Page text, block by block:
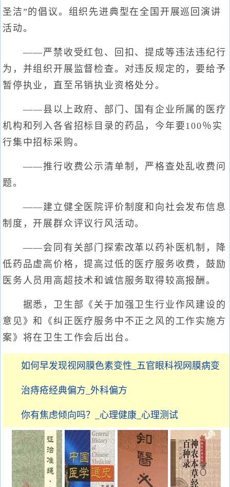
圣洁”的倡议。组织先进典型在全国开展巡回演讲
活动。
——严禁收受红包、回扣、提成等违法违纪行
为，并组织开展监督检查。对违反规定的，要给予
暂停执业，直至吊销执业资格处分。
——县以上政府、部门、国有企业所属的医疗
机构和列入各省招标目录的药品，今年要100％实
行集中招标采购。
——推行收费公示清单制，严格查处乱收费问
题。
——建立健全医院评价制度和向社会发布信息
制度，开展群众评议行风活动。
——会同有关部门探索改革以药补医机制，降
低药品虚高价格，提高过低的医疗服务收费，鼓励
医务人员用高超技术和诚信服务取得较高报酬。
据悉，卫生部《关于加强卫生行业作风建设的
意见》和《纠正医疗服务中不正之风的工作实施方
案》将在卫生工作会后出台。
如何早发现视网膜色素变性_五官眼科视网膜病变
治痔疮经典偏方_外科偏方
你有焦虑倾向吗？_心理健康_心理测试